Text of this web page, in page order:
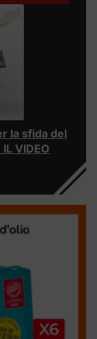
la sfida del
VIDEO